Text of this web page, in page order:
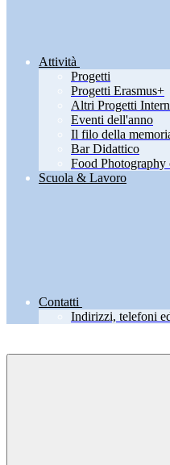
Attività
Progetti
Progetti Erasmus+
Altri Progetti
Eventi dell'anno
Il filo della
Bar Didattico
Food
Scuola & Lavoro
Contatti
Indirizzi, telefoni